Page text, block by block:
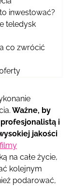
inwestować?
teledysk
co zwrócić
Ważne, by
i
jakości
filmy
na całe życie,
kolejnym
podarować,